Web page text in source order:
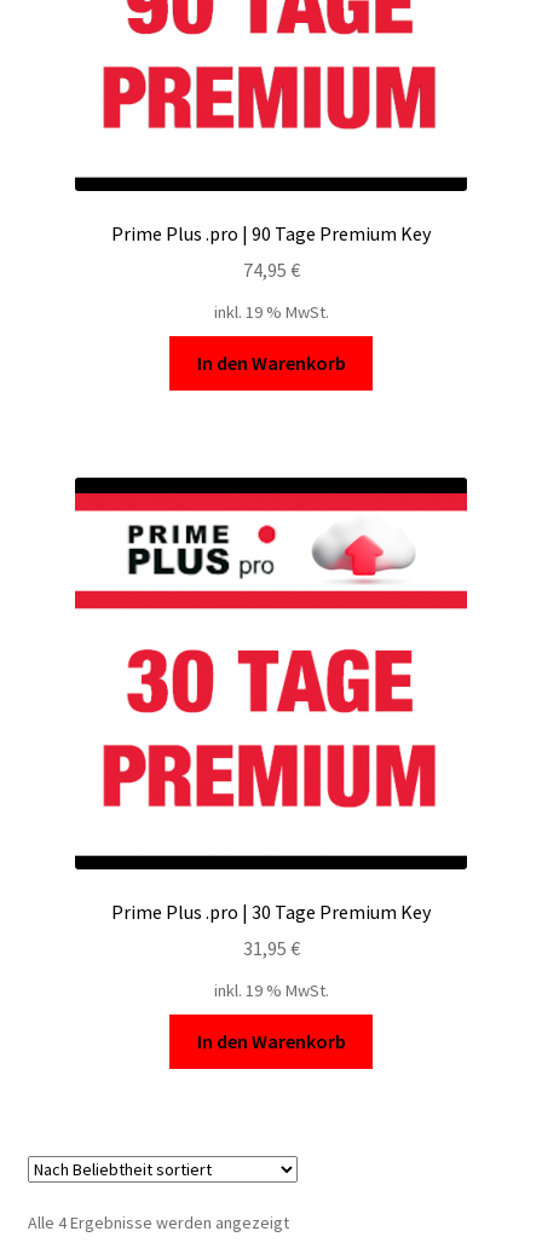
Prime Plus .pro | 90 Tage Premium Key
74,95 €
inkl. 19 % MwSt.
In den Warenkorb
Prime Plus .pro | 30 Tage Premium Key
31,95 €
inkl. 19 % MwSt.
In den Warenkorb
Alle 4 Ergebnisse werden angezeigtNach